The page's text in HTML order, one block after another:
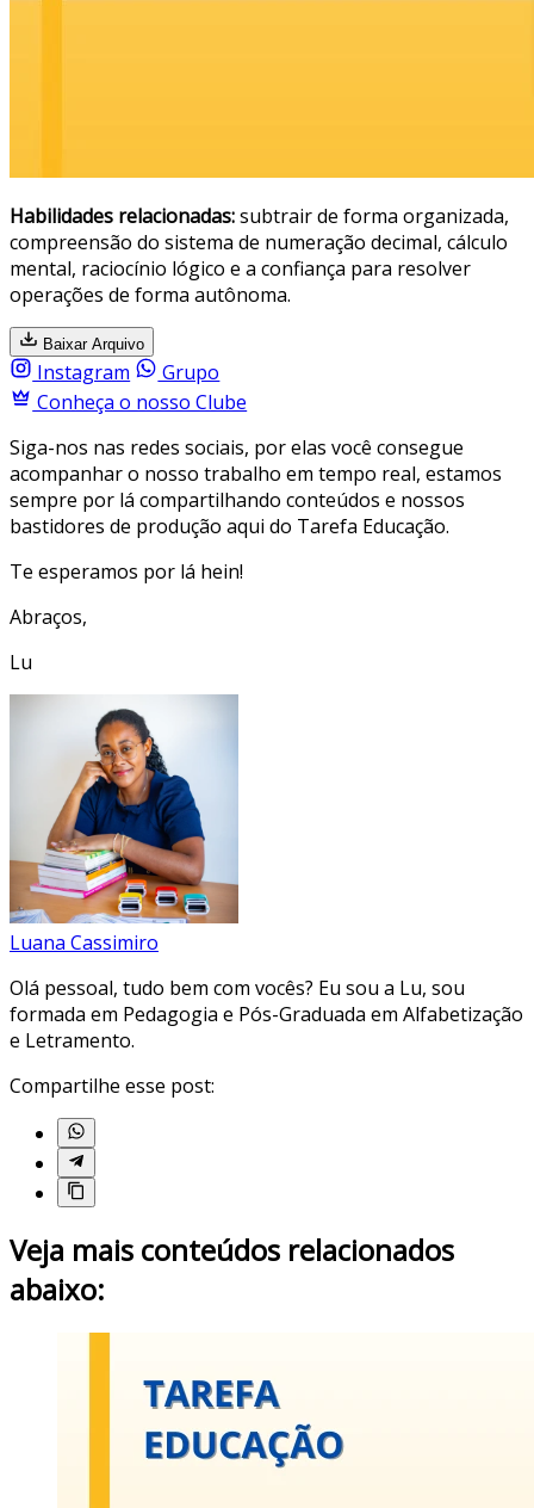
Habilidades relacionadas:subtrair de forma organizada,
compreensão do sistema de numeração decimal, cálculo
mental, raciocínio lógico e a confiança para resolver
operações de forma autônoma.
Baixar Arquivo
Instagram
Grupo
Conheça o nosso Clube
Siga-nos nas redes sociais, por elas você consegue
acompanhar o nosso trabalho em tempo real, estamos
sempre por lá compartilhando conteúdos e nossos
bastidores de produção aqui do Tarefa Educação.
Te esperamos por lá hein!
Abraços,
Lu
Luana Cassimiro
Olá pessoal, tudo bem com vocês? Eu sou a Lu, sou
formada em Pedagogia e Pós-Graduada em Alfabetização
e Letramento.
Compartilhe esse post:
Veja mais conteúdos relacionados
abaixo: